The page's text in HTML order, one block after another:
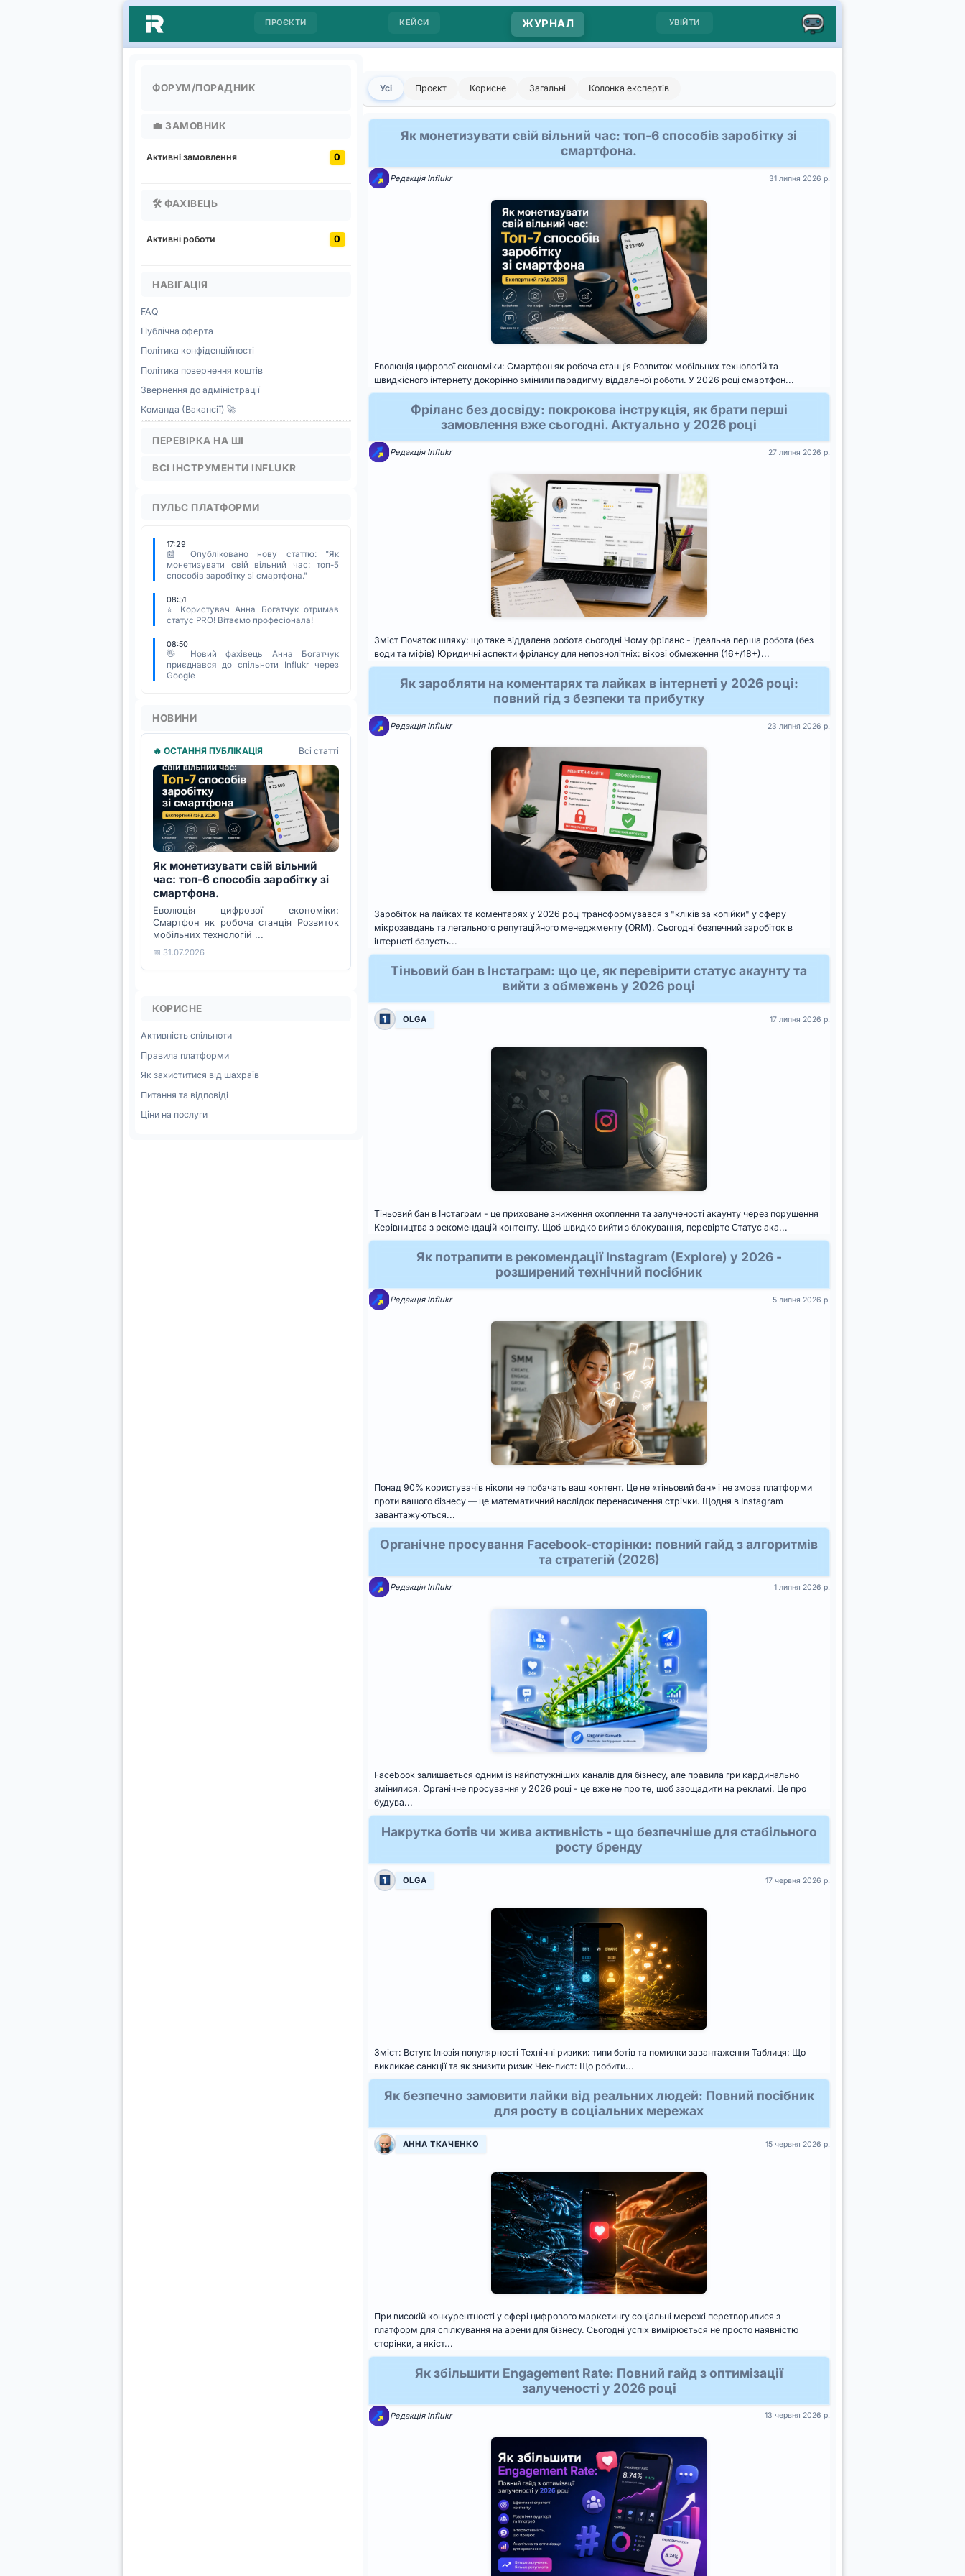
ПРОЄКТИ КЕЙСИ ЖУРНАЛ УВІЙТИ
ФОРУМ/ПОРАДНИК
💼 ЗАМОВНИК
Активні замовлення 0
🛠️ ФАХІВЕЦЬ
Активні роботи 0
НАВІГАЦІЯ
FAQ
Публічна оферта
Політика конфіденційності
Політика повернення коштів
Звернення до адміністрації
Команда (Вакансії) 🚀
ПЕРЕВІРКА НА ШІ
ВСІ ІНСТРУМЕНТИ INFLUKR
ПУЛЬС ПЛАТФОРМИ
17:29
📰 Опубліковано нову статтю: "Як
монетизувати свій вільний час: топ-5
способів заробітку зі смартфона."
08:51
⭐ Користувач Анна Богатчук отримав
статус PRO! Вітаємо професіонала!
08:50
👋 Новий фахівець Анна Богатчук
приєднався до спільноти Influkr через
Google
НОВИНИ
🔥 ОСТАННЯ ПУБЛІКАЦІЯ Всі статті
Як монетизувати свій вільний
час: топ-6 способів заробітку зі
смартфона.
Еволюція цифрової економіки:
Смартфон як робоча станція Розвиток
мобільних технологій ...
📅 31.07.2026
КОРИСНЕ
Активність спільноти
Правила платформи
Як захиститися від шахраїв
Питання та відповіді
Ціни на послуги
Останні
новини
платформи
Усі Проєкт Корисне Загальні Колонка експертів
Як монетизувати свій вільний час: топ-6 способів заробітку зі
смартфона.
Редакція Influkr 31 липня 2026 р.
Еволюція цифрової економіки: Смартфон як робоча станція Розвиток мобільних технологій та
швидкісного інтернету докорінно змінили парадигму віддаленої роботи. У 2026 році смартфон...
Фріланс без досвіду: покрокова інструкція, як брати перші
замовлення вже сьогодні. Актуально у 2026 році
Редакція Influkr 27 липня 2026 р.
Зміст Початок шляху: що таке віддалена робота сьогодні Чому фріланс - ідеальна перша робота (без
води та міфів) Юридичні аспекти фрілансу для неповнолітніх: вікові обмеження (16+/18+)...
Як заробляти на коментарях та лайках в інтернеті у 2026 році:
повний гід з безпеки та прибутку
Редакція Influkr 23 липня 2026 р.
Заробіток на лайках та коментарях у 2026 році трансформувався з "кліків за копійки" у сферу
мікрозавдань та легального репутаційного менеджменту (ORM). Сьогодні безпечний заробіток в
інтернеті базуєть...
Тіньовий бан в Інстаграм: що це, як перевірити статус акаунту та
вийти з обмежень у 2026 році
OLGA 17 липня 2026 р.
Тіньовий бан в Інстаграм - це приховане зниження охоплення та залученості акаунту через порушення
Керівництва з рекомендацій контенту. Щоб швидко вийти з блокування, перевірте Статус ака...
Як потрапити в рекомендації Instagram (Explore) у 2026 -
розширений технічний посібник
Редакція Influkr 5 липня 2026 р.
Понад 90% користувачів ніколи не побачать ваш контент. Це не «тіньовий бан» і не змова платформи
проти вашого бізнесу — це математичний наслідок перенасичення стрічки. Щодня в Instagram
завантажуються...
Органічне просування Facebook-сторінки: повний гайд з алгоритмів
та стратегій (2026)
Редакція Influkr 1 липня 2026 р.
Facebook залишається одним із найпотужніших каналів для бізнесу, але правила гри кардинально
змінилися. Органічне просування у 2026 році - це вже не про те, щоб заощадити на рекламі. Це про
будува...
Накрутка ботів чи жива активність - що безпечніше для стабільного
росту бренду
OLGA 17 червня 2026 р.
Зміст: Вступ: Ілюзія популярності Технічні ризики: типи ботів та помилки завантаження Таблиця: Що
викликає санкції та як знизити ризик Чек-лист: Що робити...
Як безпечно замовити лайки від реальних людей: Повний посібник
для росту в соціальних мережах
АННА ТКАЧЕНКО 15 червня 2026 р.
При високій конкурентності у сфері цифрового маркетингу соціальні мережі перетворилися з
платформ для спілкування на арени для бізнесу. Сьогодні успіх вимірюється не просто наявністю
сторінки, а якіст...
Як збільшити Engagement Rate: Повний гайд з оптимізації
залученості у 2026 році
Редакція Influkr 13 червня 2026 р.